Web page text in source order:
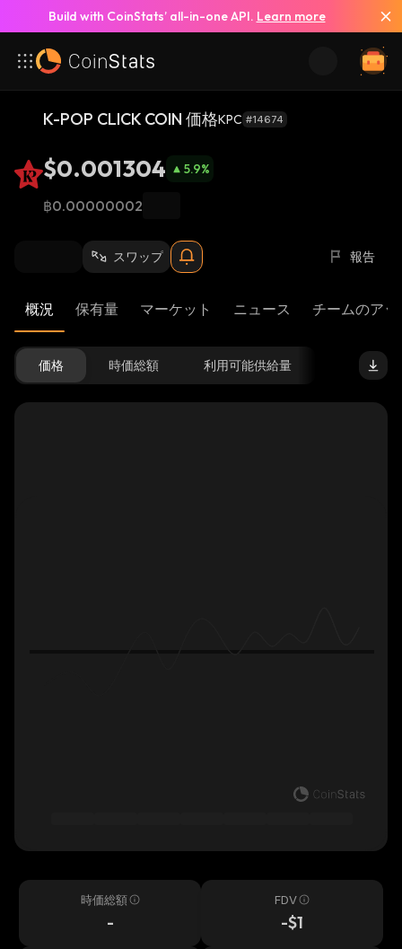
Build with CoinStats’ all-in-one API. Learn more
K-POP CLICK COIN 価格KPC #14674
$0.001304 5.9%
฿0.00000002
スワップ 報告
概況 保有量 マーケット ニュース チームのア
価格 時価総額 利用可能供給量
時価総額
-
FDV
-$1